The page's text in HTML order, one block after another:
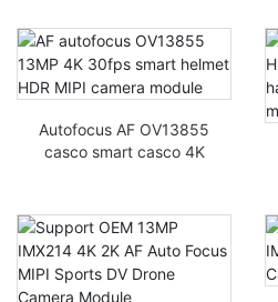
Storage Intelligente
Autofocus AF OV13855
casco smart casco 4K